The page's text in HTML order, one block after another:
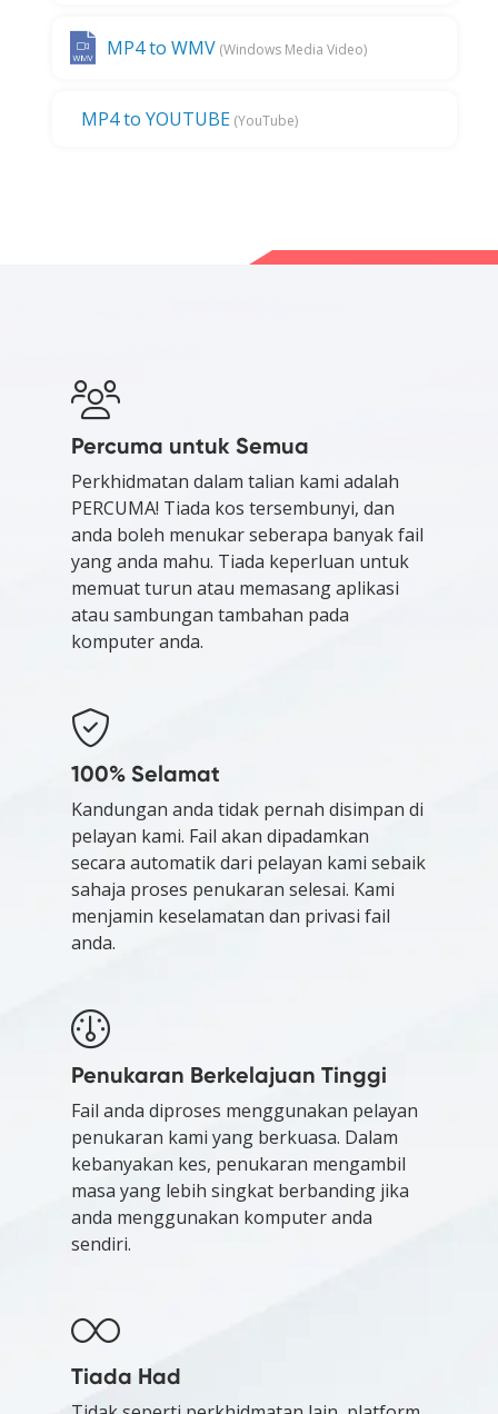
MP4 to WMV (Windows Media Video)
MP4 to YOUTUBE (YouTube)
Percuma untuk Semua
Perkhidmatan dalam talian kami adalah
PERCUMA! Tiada kos tersembunyi, dan
anda boleh menukar seberapa banyak fail
yang anda mahu. Tiada keperluan untuk
memuat turun atau memasang aplikasi
atau sambungan tambahan pada
komputer anda.
100% Selamat
Kandungan anda tidak pernah disimpan di
pelayan kami. Fail akan dipadamkan
secara automatik dari pelayan kami sebaik
sahaja proses penukaran selesai. Kami
menjamin keselamatan dan privasi fail
anda.
Penukaran Berkelajuan Tinggi
Fail anda diproses menggunakan pelayan
penukaran kami yang berkuasa. Dalam
kebanyakan kes, penukaran mengambil
masa yang lebih singkat berbanding jika
anda menggunakan komputer anda
sendiri.
Tiada Had